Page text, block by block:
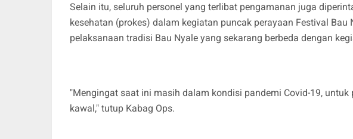
Selain itu, seluruh personel yang terlibat pengamanan juga
kesehatan (prokes) dalam kegiatan puncak perayaan Festival Bau
pelaksanaan tradisi Bau Nyale yang sekarang berbeda dengan
"Mengingat saat ini masih dalam kondisi pandemi Covid-19,
kawal," tutup Kabag Ops.